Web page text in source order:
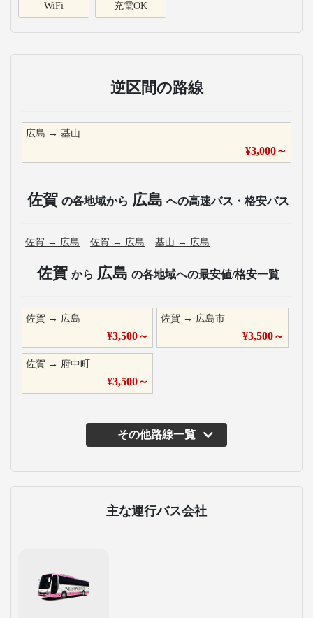
WiFi 充電OK
逆区間の路線
広島 → 基山
¥3,000～
佐賀 の各地域から 広島 への高速バス・格安バス
佐賀 → 広島 佐賀 → 広島 基山 → 広島
佐賀 から 広島 の各地域への最安値/格安一覧
佐賀 → 広島
¥3,500～
佐賀 → 広島市
¥3,500～
佐賀 → 府中町
¥3,500～
その他路線一覧
主な運行バス会社